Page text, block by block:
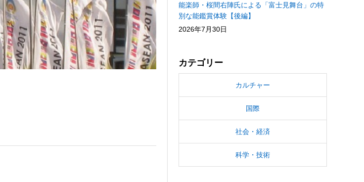
能楽師・桜間右陣氏による「富士見舞台」の特
別な能鑑賞体験【後編】
2026年7月30日
カテゴリー
カルチャー
国際
社会・経済
科学・技術